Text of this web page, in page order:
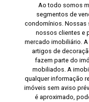
Ao todo somos
segmentos de
condomínios. Nossas
nossos clientes e
mercado imobiliário.
artigos de
fazem parte do
mobiliados. A
qualquer informação
imóveis sem aviso
é aproximado,